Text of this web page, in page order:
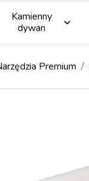
Kamienny
dywan

Premium